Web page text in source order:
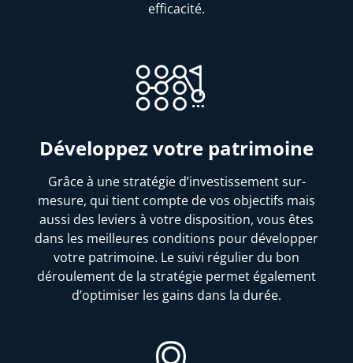
efficacité.
Développez votre patrimoine
Grâce à une stratégie d’investissement sur-
mesure, qui tient compte de vos objectifs mais
aussi des leviers à votre disposition, vous êtes
dans les meilleures conditions pour développer
votre patrimoine. Le suivi régulier du bon
déroulement de la stratégie permet également
d’optimiser les gains dans la durée.